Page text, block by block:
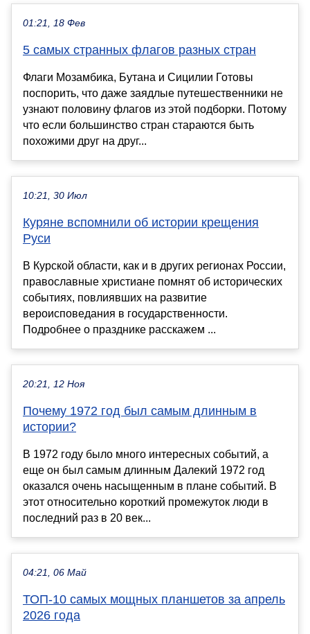
01:21, 18 Фев
5 самых странных флагов разных стран
Флаги Мозамбика, Бутана и Сицилии Готовы
поспорить, что даже заядлые путешественники не
узнают половину флагов из этой подборки. Потому
что если большинство стран стараются быть
похожими друг на друг...
10:21, 30 Июл
Куряне вспомнили об истории крещения
Руси
В Курской области, как и в других регионах России,
православные христиане помнят об исторических
событиях, повлиявших на развитие
вероисповедания в государственности.
Подробнее о празднике расскажем ...
20:21, 12 Ноя
Почему 1972 год был самым длинным в
истории?
В 1972 году было много интересных событий, а
еще он был самым длинным Далекий 1972 год
оказался очень насыщенным в плане событий. В
этот относительно короткий промежуток люди в
последний раз в 20 век...
04:21, 06 Май
ТОП-10 самых мощных планшетов за апрель
2026 года